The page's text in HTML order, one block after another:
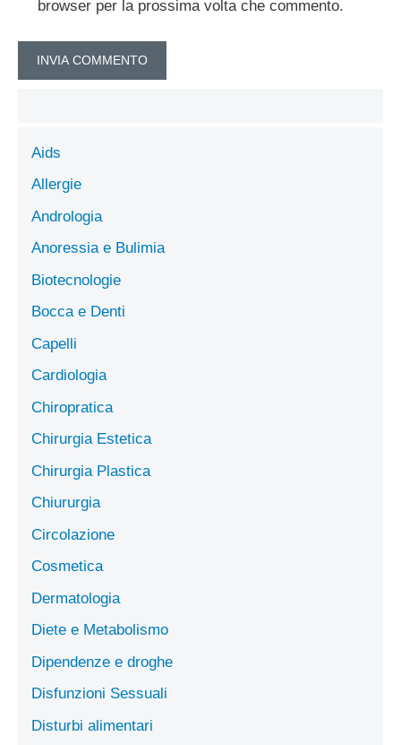
browser per la prossima volta che commento.
Aids
Allergie
Andrologia
Anoressia e Bulimia
Biotecnologie
Bocca e Denti
Capelli
Cardiologia
Chiropratica
Chirurgia Estetica
Chirurgia Plastica
Chiururgia
Circolazione
Cosmetica
Dermatologia
Diete e Metabolismo
Dipendenze e droghe
Disfunzioni Sessuali
Disturbi alimentari